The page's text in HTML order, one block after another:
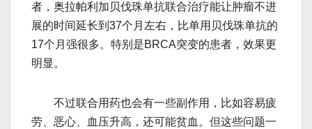
者，奥拉帕利加贝伐珠单抗联合治疗能让肿瘤不进
展的时间延长到37个月左右，比单用贝伐珠单抗的
17个月强很多。特别是BRCA突变的患者，效果更
明显。
不过联合用药也会有一些副作用，比如容易疲
劳、恶心、血压升高，还可能贫血。但这些问题一